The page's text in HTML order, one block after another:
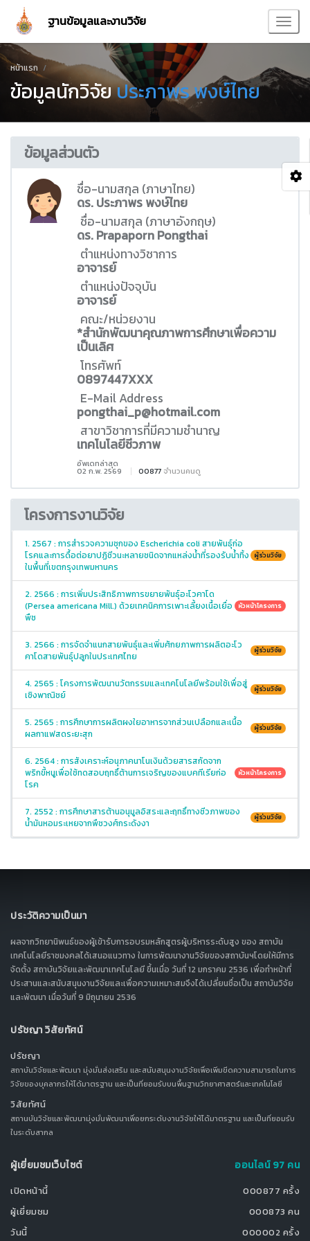
ฐานข้อมูลและงานวิจัย
หน้าแรก
ข้อมูลนักวิจัยประภาพร พงษ์ไทย
ข้อมูลส่วนตัว
ชื่อ-นามสกุล (ภาษาไทย)
ดร. ประภาพร พงษ์ไทย
ชื่อ-นามสกุล (ภาษาอังกฤษ)
ดร. Prapaporn Pongthai
ตำแหน่งทางวิชาการ
อาจารย์
ตำแหน่งปัจจุบัน
อาจารย์
คณะ/หน่วยงาน
*สำนักพัฒนาคุณภาพการศึกษาเพื่อความ
เป็นเลิศ
โทรศัพท์
0897447XXX
E-Mail Address
pongthai_p@hotmail.com
สาขาวิชาการที่มีความชำนาญ
เทคโนโลยีชีวภาพ
อัพเดทล่าสุด
02 ก.พ. 2569 00877จำนวนคนดู
โครงการงานวิจัย
1. 2567 : การสำรวจความชุกของ Escherichia coli สายพันธุ์ก่อ
โรคและการดื้อต่อยาปฏิชีวนะหลายชนิดจากแหล่งน้ำที่รองรับน้ำทิ้ง
ในพื้นที่เขตกรุงเทพมหานคร
ผู้ร่วมวิจัย
2. 2566 : การเพิ่มประสิทธิภาพการขยายพันธุ์อะโวคาโด
(Persea americana Mill.) ด้วยเทคนิคการเพาะเลี้ยงเนื้อเยื่อ
พืช
หัวหน้าโครงการ
3. 2566 : การจัดจำแนกสายพันธุ์และเพิ่มศักยภาพการผลิตอะโว
คาโดสายพันธุ์ปลูกในประเทศไทย
ผู้ร่วมวิจัย
4. 2565 : โครงการพัฒนานวัตกรรมและเทคโนโลยีพร้อมใช้เพื่อสู่
เชิงพาณิชย์
ผู้ร่วมวิจัย
5. 2565 : การศึกษาการผลิตผงใยอาหารจากส่วนเปลือกและเนื้อ
ผลกาแฟสดระยะสุก
ผู้ร่วมวิจัย
6. 2564 : การสังเคราะห์อนุภาคนาโนเงินด้วยสารสกัดจาก
พริกขี้หนูเพื่อใช้ทดสอบฤทธิ์ต้านการเจริญของแบคทีเรียก่อ
โรค
หัวหน้าโครงการ
7. 2552 : การศึกษาสารต้านอนุมูลอิสระและฤทธิ์ทางชีวภาพของ
น้ำมันหอมระเหยจากพืชวงศ์กระดังงา
ผู้ร่วมวิจัย
ประวัติความเป็นมา
ผลจากวิทยานิพนธ์ของผู้เข้ารับการอบรมหลักสูตรผู้บริหารระดับสูง ของ สถาบัน
เทคโนโลยีราชมงคลได้เสนอแนวทาง ในการพัฒนางานวิจัยของสถาบันฯโดยให้มีการ
จัดตั้ง สถาบันวิจัยและพัฒนาเทคโนโลยี ขึ้นเมื่อ วันที่ 12 มกราคม 2536 เพื่อทำหน้าที่
ประสานและสนับสนุนงานวิจัยและเพื่อความเหมาะสมจึงได้เปลี่ยนชื่อเป็น สถาบันวิจัย
และพัฒนา เมื่อวันที่ 9 มิถุนายน 2536
ปรัชญา วิสัยทัศน์
ปรัชญา
สถาบันวิจัยและพัฒนา มุ่งมั่นส่งเสริม และสนับสนุนงานวิจัยเพื่อเพิ่มขีดความสามารถในการ
วิจัยของบุคลากรให้ได้มาตรฐาน และเป็นที่ยอมรับบนพื้นฐานวิทยาศาสตร์และเทคโนโลยี
วิสัยทัศน์
สถานบันวิจัยและพัฒนามุ่งมั่นพัฒนาเพื่อยกระดับงานวิจัยให้ได้มาตรฐาน และเป็นที่ยอมรับ
ในระดับสากล
ผู้เยี่ยมชมเว็บไซต์ ออนไลน์ 97 คน
เปิดหน้านี้
000877 ครั้ง
ผู้เยี่ยมชม
000873 คน
วันนี้
000002 ครั้ง